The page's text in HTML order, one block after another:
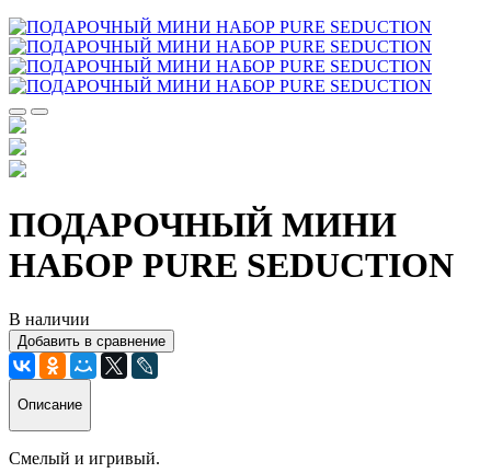
ПОДАРОЧНЫЙ МИНИ
НАБОР PURE SEDUCTION
В наличии
Добавить в сравнение
Описание
Смелый и игривый.